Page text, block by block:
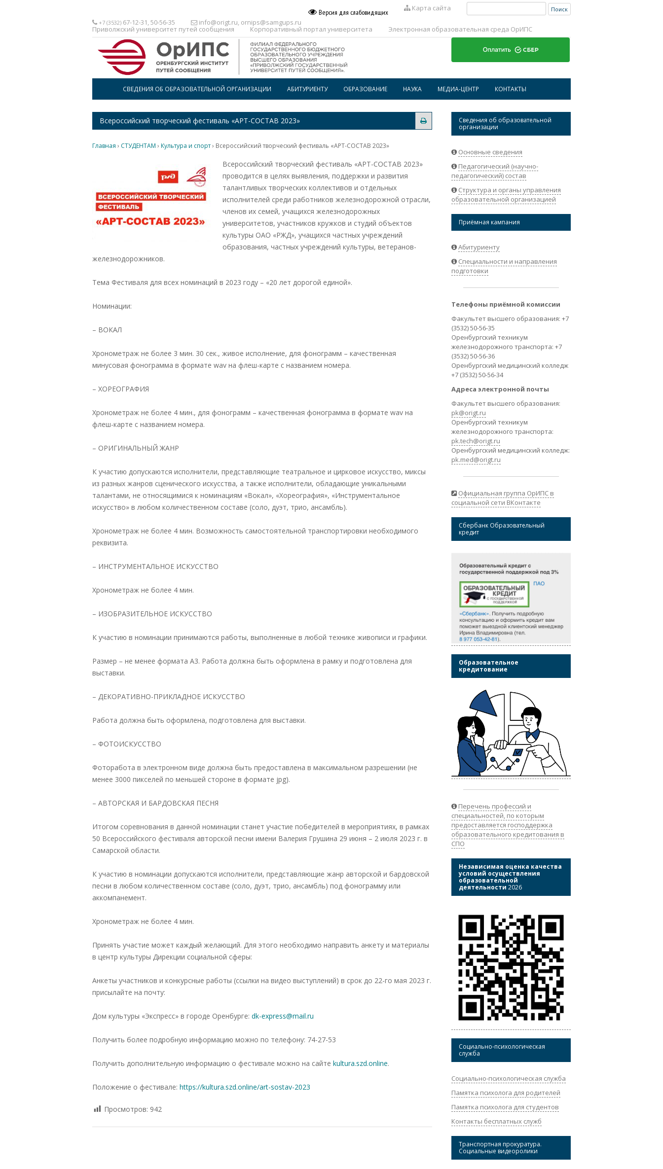
Версия для слабовидящих Карта сайта Найти:
+7 (3532) 67-12-31, 50-56-35 info@origt.ru, ornips@samgups.ru
Приволжский университет путей сообщения Корпоративный портал университета Электронная образовательная среда ОрИПС
СВЕДЕНИЯ ОБ ОБРАЗОВАТЕЛЬНОЙ ОРГАНИЗАЦИИ АБИТУРИЕНТУ ОБРАЗОВАНИЕ
ВОСПИТАТЕЛЬНАЯ РАБОТА
ДОПОЛНИТЕЛЬНОЕ
ОБРАЗОВАНИЕ
БИБЛИОТЕКА
НАУКА МЕДИА-ЦЕНТР
НОВОСТИ
СТУДЕНТАМ
НАУКА
КОНТАКТЫ
Всероссийский творческий фестиваль «АРТ-СОСТАВ 2023»
Главная › СТУДЕНТАМ › Культура и спорт› Всероссийский творческий фестиваль «АРТ-СОСТАВ 2023»
Всероссийский творческий фестиваль «АРТ-СОСТАВ 2023»
проводится в целях выявления, поддержки и развития
талантливых творческих коллективов и отдельных
исполнителей среди работников железнодорожной отрасли,
членов их семей, учащихся железнодорожных
университетов, участников кружков и студий объектов
культуры ОАО «РЖД», учащихся частных учреждений
образования, частных учреждений культуры, ветеранов-
железнодорожников.
Тема Фестиваля для всех номинаций в 2023 году – «20 лет дорогой единой».
Номинации:
– ВОКАЛ
Хронометраж не более 3 мин. 30 сек., живое исполнение, для фонограмм – качественная
минусовая фонограмма в формате wav на флеш-карте с названием номера.
– ХОРЕОГРАФИЯ
Хронометраж не более 4 мин., для фонограмм – качественная фонограмма в формате wav на
флеш-карте с названием номера.
– ОРИГИНАЛЬНЫЙ ЖАНР
К участию допускаются исполнители, представляющие театральное и цирковое искусство, миксы
из разных жанров сценического искусства, а также исполнители, обладающие уникальными
талантами, не относящимися к номинациям «Вокал», «Хореография», «Инструментальное
искусство» в любом количественном составе (соло, дуэт, трио, ансамбль).
Хронометраж не более 4 мин. Возможность самостоятельной транспортировки необходимого
реквизита.
– ИНСТРУМЕНТАЛЬНОЕ ИСКУССТВО
Хронометраж не более 4 мин.
– ИЗОБРАЗИТЕЛЬНОЕ ИСКУССТВО
К участию в номинации принимаются работы, выполненные в любой технике живописи и графики.
Размер – не менее формата А3. Работа должна быть оформлена в рамку и подготовлена для
выставки.
– ДЕКОРАТИВНО-ПРИКЛАДНОЕ ИСКУССТВО
Работа должна быть оформлена, подготовлена для выставки.
– ФОТОИСКУССТВО
Фоторабота в электронном виде должна быть предоставлена в максимальном разрешении (не
менее 3000 пикселей по меньшей стороне в формате jpg).
– АВТОРСКАЯ И БАРДОВСКАЯ ПЕСНЯ
Итогом соревнования в данной номинации станет участие победителей в мероприятиях, в рамках
50 Всероссийского фестиваля авторской песни имени Валерия Грушина 29 июня – 2 июля 2023 г. в
Самарской области.
К участию в номинации допускаются исполнители, представляющие жанр авторской и бардовской
песни в любом количественном составе (соло, дуэт, трио, ансамбль) под фонограмму или
аккомпанемент.
Хронометраж не более 4 мин.
Принять участие может каждый желающий. Для этого необходимо направить анкету и материалы
в центр культуры Дирекции социальной сферы:
Анкеты участников и конкурсные работы (ссылки на видео выступлений) в срок до 22-го мая 2023 г.
присылайте на почту:
Дом культуры «Экспресс» в городе Оренбурге: dk-express@mail.ru
Получить более подробную информацию можно по телефону: 74-27-53
Получить дополнительную информацию о фестивале можно на сайте kultura.szd.online.
Положение о фестивале: https://kultura.szd.online/art-sostav-2023
Просмотров: 942
Сведения об образовательной
организации
Основные сведения
Педагогический (научно-
педагогический) состав
Структура и органы управления
образовательной организацией
Приёмная кампания
Абитуриенту
Специальности и направления
подготовки
Телефоны приёмной комиссии
Факультет высшего образования: +7
(3532) 50-56-35
Оренбургский техникум
железнодорожного транспорта: +7
(3532) 50-56-36
Оренбургский медицинский колледж
+7 (3532) 50-56-34
Адреса электронной почты
Факультет высшего образования:
pk@origt.ru
Оренбургский техникум
железнодорожного транспорта:
pk.tech@origt.ru
Оренбургский медицинский колледж:
pk.med@origt.ru
Официальная группа ОрИПС в
социальной сети ВКонтакте
Сбербанк Образовательный
кредит
Образовательное
кредитование
Перечень профессий и
специальностей, по которым
предоставляется господдержка
образовательного кредитования в
СПО
Независимая оценка качества
условий осуществления
образовательной
деятельности 2026
Социально-психологическая
служба
Социально-психологическая служба
Памятка психолога для родителей
Памятка психолога для студентов
Контакты бесплатных служб
Транспортная прокуратура.
Социальные видеоролики